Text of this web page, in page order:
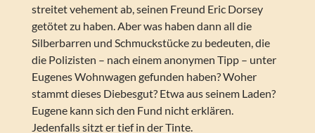
streitet vehement ab, seinen Freund Eric Dorsey
getötet zu haben. Aber was haben dann all die
Silberbarren und Schmuckstücke zu bedeuten, die
die Polizisten – nach einem anonymen Tipp – unter
Eugenes Wohnwagen gefunden haben? Woher
stammt dieses Diebesgut? Etwa aus seinem Laden?
Eugene kann sich den Fund nicht erklären.
Jedenfalls sitzt er tief in der Tinte.